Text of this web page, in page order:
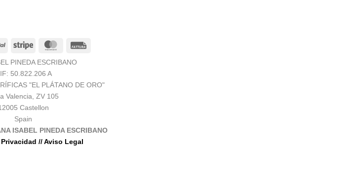
PayPal Stripe MasterCard
PINEDA ESCRIBANO
50.822.206 A
"EL PLÁTANO DE ORO"
Valencia, ZV 105
Castellon
Spain
ISABEL PINEDA ESCRIBANO
// Aviso Legal